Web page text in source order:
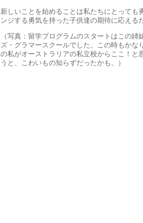
新しいことを始めることは私たちにとっても
ンジする勇気を持った子供達の期待に応える
（写真：留学プログラムのスタートはこの
ズ・グラマースクールでした。この時もかな
の私がオーストラリアの私立校からここ！と
うと、こわいもの知らずだったかも。）